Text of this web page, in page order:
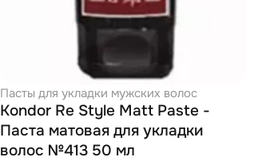
Пасты для укладки мужских волос
Kondor Re Style Matt Paste -
Паста матовая для укладки
волос №413 50 мл